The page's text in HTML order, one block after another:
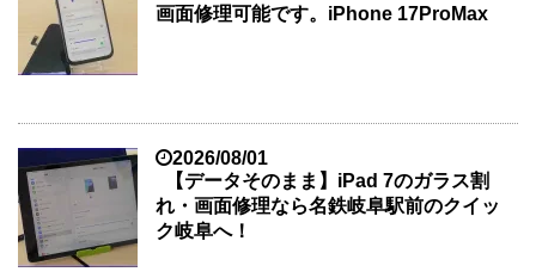
画面修理可能です。iPhone 17ProMax
2026/08/01
【データそのまま】iPad 7のガラス割
れ・画面修理なら名鉄岐阜駅前のクイッ
ク岐阜へ！